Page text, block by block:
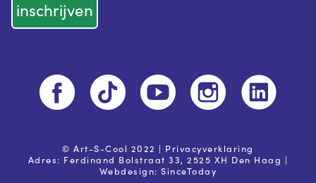
© Art-S-Cool 2022 | Privacyverklaring
Adres: Ferdinand Bolstraat 33, 2525 XH Den Haag |
Webdesign:SinceToday